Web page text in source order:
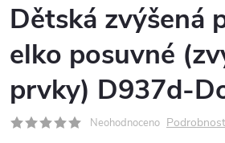
Dětská zvýšená
elko posuvné
prvky) D937d-
Neohodnoceno